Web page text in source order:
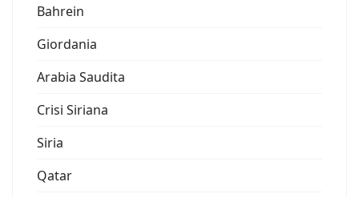
Bahrein
Giordania
Arabia Saudita
Crisi Siriana
Siria
Qatar